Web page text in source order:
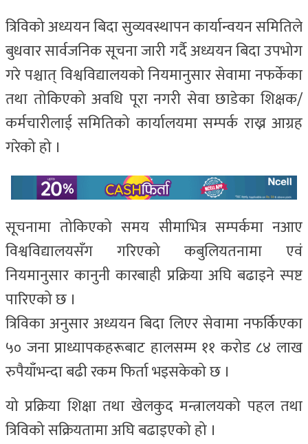
त्रिविको अध्ययन बिदा सुव्यवस्थापन कार्यान्वयन समितिले
बुधवार सार्वजनिक सूचना जारी गर्दै अध्ययन बिदा उपभोग
गरे पश्चात् विश्वविद्यालयको नियमानुसार सेवामा नफर्केका
तथा तोकिएको अवधि पूरा नगरी सेवा छाडेका शिक्षक/
कर्मचारीलाई समितिको कार्यालयमा सम्पर्क राख्न आग्रह
गरेको हो ।
सूचनामा तोकिएको समय सीमाभित्र सम्पर्कमा नआए
विश्वविद्यालयसँग गरिएको कबुलियतनामा एवं
नियमानुसार कानुनी कारबाही प्रक्रिया अघि बढाइने स्पष्ट
पारिएको छ ।
त्रिविका अनुसार अध्ययन बिदा लिएर सेवामा नफर्किएका
५० जना प्राध्यापकहरूबाट हालसम्म ११ करोड ८४ लाख
रुपैयाँभन्दा बढी रकम फिर्ता भइसकेको छ ।
यो प्रक्रिया शिक्षा तथा खेलकुद मन्त्रालयको पहल तथा
त्रिविको सक्रियतामा अघि बढाइएको हो ।